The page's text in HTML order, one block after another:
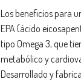
Los beneficios para
EPA (ácido
tipo Omega 3, que
metabólico y
Desarrollado y